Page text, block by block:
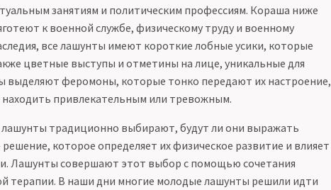
занятиям и политическим профессиям. Кораша ниже
к военной службе, физическому труду и военному
все лашунты имеют короткие лобные усики, которые
цветные выступы и отметины на лице, уникальные для
выделяют феромоны, которые тонко передают их настроение,
привлекательным или тревожным.
лашунты традиционно выбирают, будут ли они выражать
которое определяет их физическое развитие и влияет
Лашунты совершают этот выбор с помощью сочетания
терапии. В наши дни многие молодые лашунты решили идти